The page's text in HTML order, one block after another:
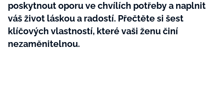
poskytnout oporu ve chvílích potřeby a naplnit
váš život láskou a radostí. Přečtěte si šest
klíčových vlastností, které vaši ženu činí
nezaměnitelnou.